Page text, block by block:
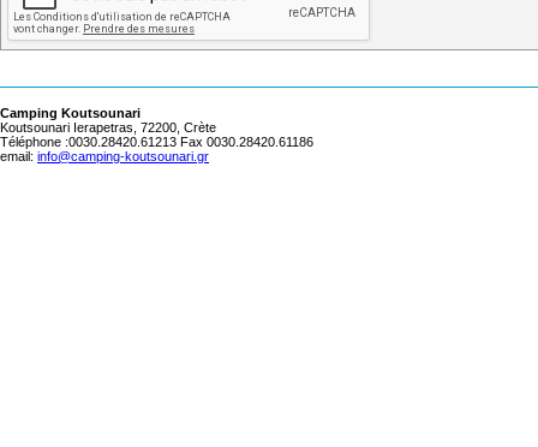
Camping Koutsounari
Koutsounari Ierapetras, 72200, Crète
Téléphone :0030.28420.61213 Fax 0030.28420.61186
email: info@camping-koutsounari.gr